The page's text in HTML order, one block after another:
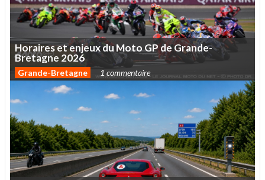
HorairesetenjeuxduMotoGPdeGrande-
Bretagne 2026
Grande-Bretagne 1 commentaire